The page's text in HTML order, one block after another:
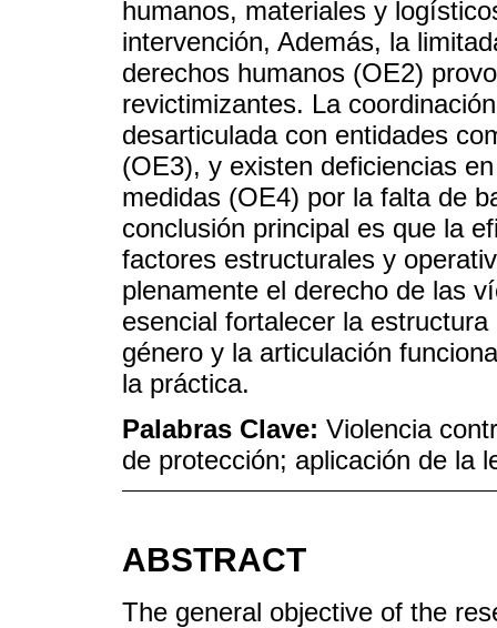
humanos, materiales y
intervención, Además, la
derechos humanos (OE2)
revictimizantes. La
desarticulada con entidades
(OE3), y existen deficiencias
medidas (OE4) por la falta de
conclusión principal es que la
factores estructurales y
plenamente el derecho de las
esencial fortalecer la
género y la articulación
la práctica.
Palabras Clave: Violencia
de protección; aplicación de la
ABSTRACT
The general objective of the